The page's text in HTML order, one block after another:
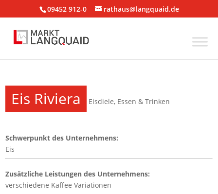
09452 912-0 rathaus@langquaid.de
Eis Riviera Eisdiele, Essen & Trinken
Schwerpunkt des Unternehmens:
Eis
Zusätzliche Leistungen des Unternehmens:
verschiedene Kaffee Variationen